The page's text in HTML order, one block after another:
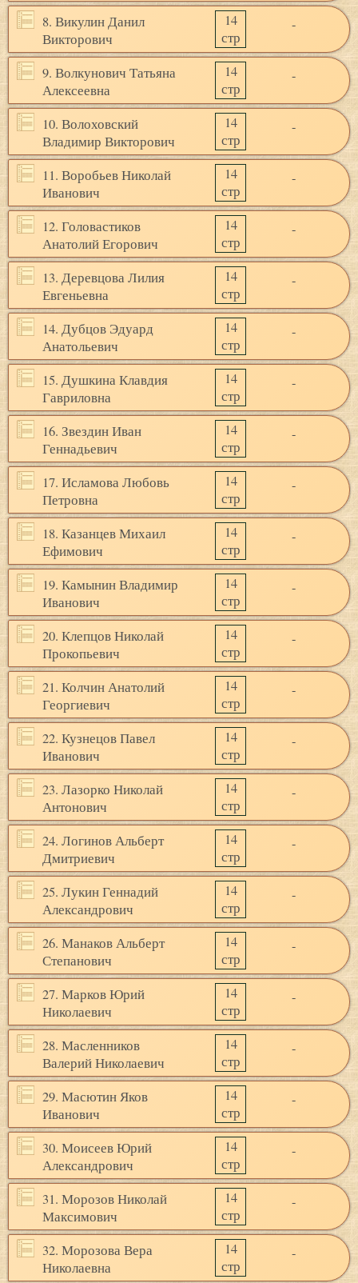
8. Викулин Данил
Викторович
14
стр
-
9. Волкунович Татьяна
Алексеевна
14
стр
-
10. Волоховский
Владимир Викторович
14
стр
-
11. Воробьев Николай
Иванович
14
стр
-
12. Головастиков
Анатолий Егорович
14
стр
-
13. Деревцова Лилия
Евгеньевна
14
стр
-
14. Дубцов Эдуард
Анатольевич
14
стр
-
15. Душкина Клавдия
Гавриловна
14
стр
-
16. Звездин Иван
Геннадьевич
14
стр
-
17. Исламова Любовь
Петровна
14
стр
-
18. Казанцев Михаил
Ефимович
14
стр
-
19. Камынин Владимир
Иванович
14
стр
-
20. Клепцов Николай
Прокопьевич
14
стр
-
21. Колчин Анатолий
Георгиевич
14
стр
-
22. Кузнецов Павел
Иванович
14
стр
-
23. Лазорко Николай
Антонович
14
стр
-
24. Логинов Альберт
Дмитриевич
14
стр
-
25. Лукин Геннадий
Александрович
14
стр
-
26. Манаков Альберт
Степанович
14
стр
-
27. Марков Юрий
Николаевич
14
стр
-
28. Масленников
Валерий Николаевич
14
стр
-
29. Масютин Яков
Иванович
14
стр
-
30. Моисеев Юрий
Александрович
14
стр
-
31. Морозов Николай
Максимович
14
стр
-
32. Морозова Вера
Николаевна
14
стр
-